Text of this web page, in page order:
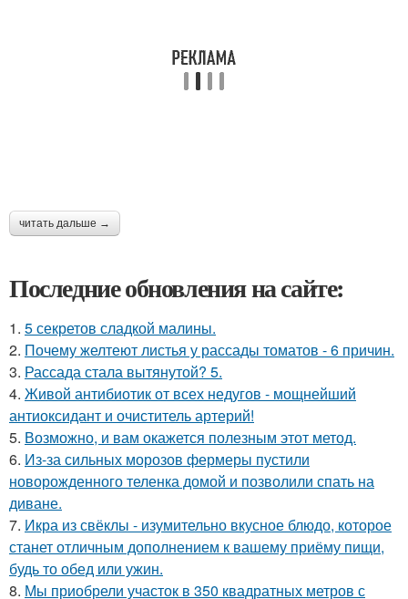
читать дальше →
Последние обновления на сайте:
1. 5 секретов сладкой малины.
2. Почему желтеют листья у рассады томатов - 6 причин.
3. Рассада стала вытянутой? 5.
4. Живой антибиотик от всех недугов - мощнейший
антиоксидант и очиститель артерий!
5. Возможно, и вам окажется полезным этот метод.
6. Из-за сильных морозов фермеры пустили
новорожденного теленка домой и позволили спать на
диване.
7. Икра из свёклы - изумительно вкусное блюдо, которое
станет отличным дополнением к вашему приёму пищи,
будь то обед или ужин.
8. Мы приобрели участок в 350 квадратных метров с